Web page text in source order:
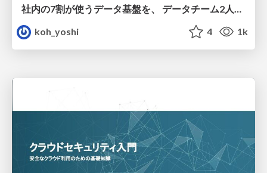
社内の7割が使うデータ基盤を、 データチーム2人で回すためにやったこと
koh_yoshi
4 1k